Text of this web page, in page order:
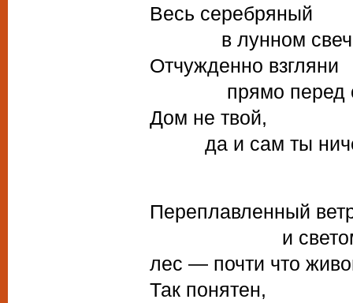
Весь серебряный
в лунном
Отчужденно взгляни
прямо перед
Дом не твой,
да и сам ты
Переплавленный
и светом
лес — почти что
Так понятен,